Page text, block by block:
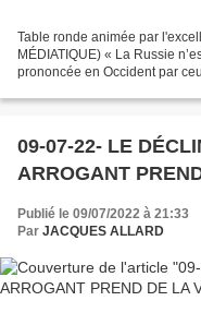
Table ronde animée par
MÉDIATIQUE) « La Russie
prononcée en Occident par
09-07-22- LE
ARROGANT
Publié le 09/07/2022 à 21:33
Par JACQUES ALLARD